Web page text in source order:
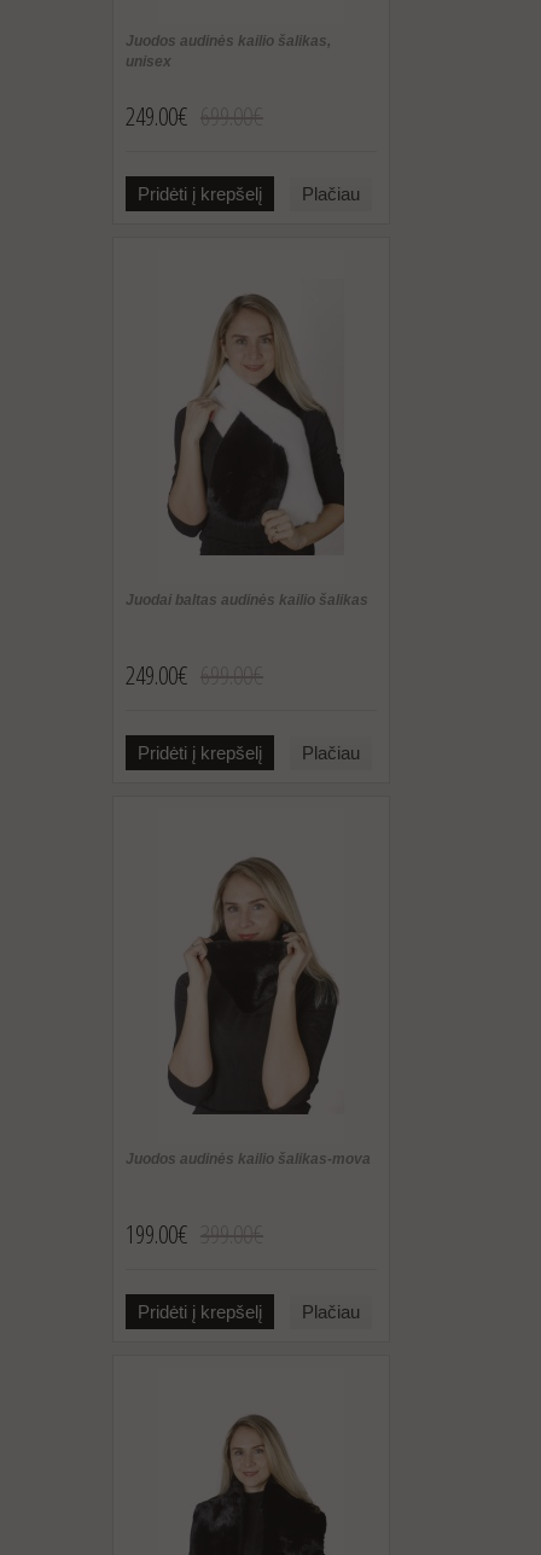
Juodos audinės kailio šalikas,
unisex
249.00€
Pridėti į krepšelį Plačiau
Juodai baltas audinės kailio šalikas
249.00€
Pridėti į krepšelį Plačiau
Juodos audinės kailio šalikas-mova
199.00€
Pridėti į krepšelį Plačiau